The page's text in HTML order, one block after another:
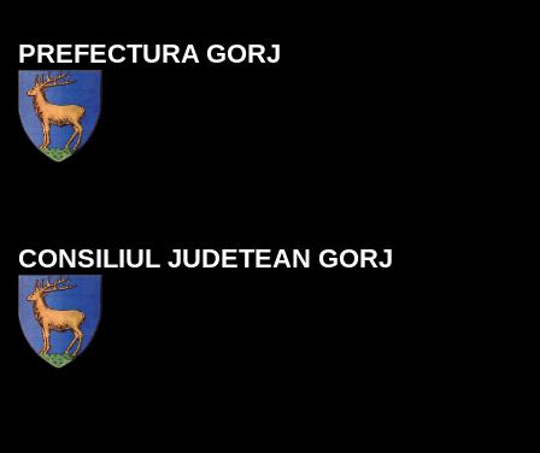
PREFECTURA GORJ
CONSILIUL JUDETEAN GORJ